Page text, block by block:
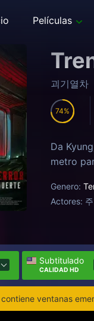
Películas
괴기열차
74
Da
metro
Genero:
Actores:
Subtitulado
CALIDAD HD
ventanas